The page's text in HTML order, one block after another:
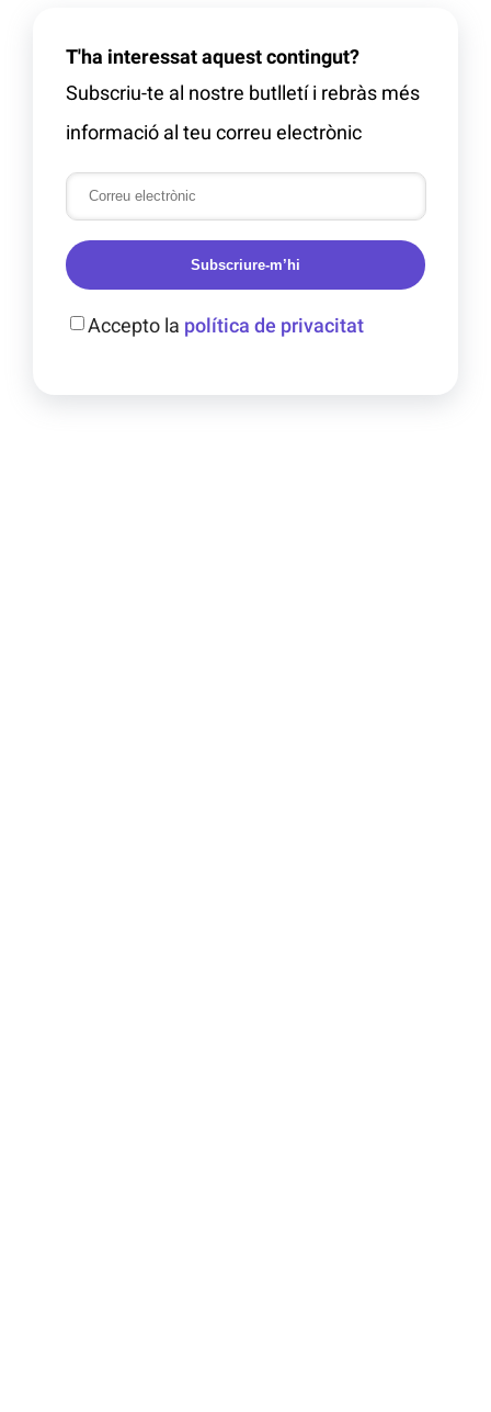
T'ha interessat aquest contingut?
Subscriu-te al nostre butlletí i rebràs més
informació al teu correu electrònic
Subscriure-m’hi
Accepto la política de privacitat